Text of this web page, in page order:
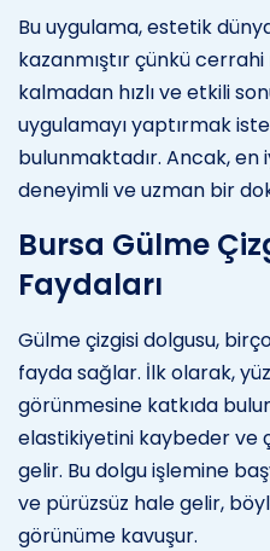
Bu uygulama, estetik
kazanmıştır çünkü
kalmadan hızlı ve etkili
uygulamayı yaptırmak
bulunmaktadır. Ancak, en
deneyimli ve uzman bir
Bursa Gülme
Faydaları
Gülme çizgisi dolgusu,
fayda sağlar. İlk olarak,
görünmesine katkıda
elastikiyetini kaybeder ve
gelir. Bu dolgu işlemine
ve pürüzsüz hale gelir,
görünüme kavuşur.